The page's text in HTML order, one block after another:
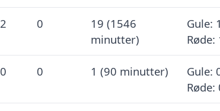
2 0
19 (1546
minutter)
Gule:
Røde:
0 0 1 (90 minutter)
Gule:
Røde: